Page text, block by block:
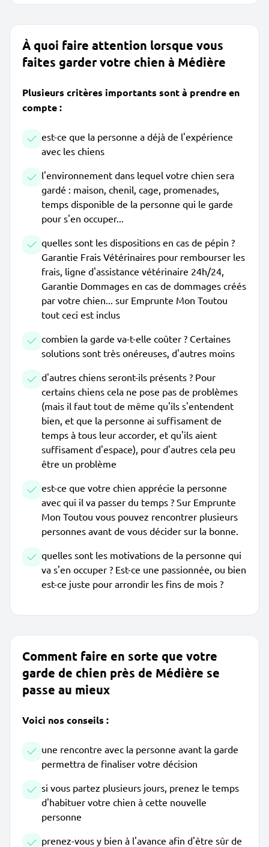
À quoi faire attention lorsque vous
faites garder votre chien à Médière
Plusieurs critères importants sont à prendre en
compte :
est-ce que la personne a déjà de l'expérience
avec les chiens
l'environnement dans lequel votre chien sera
gardé : maison, chenil, cage, promenades,
temps disponible de la personne qui le garde
pour s'en occuper...
quelles sont les dispositions en cas de pépin ?
Garantie Frais Vétérinaires pour rembourser les
frais, ligne d'assistance vétérinaire 24h/24,
Garantie Dommages en cas de dommages créés
par votre chien... sur Emprunte Mon Toutou
tout ceci est inclus
combien la garde va-t-elle coûter ? Certaines
solutions sont très onéreuses, d'autres moins
d'autres chiens seront-ils présents ? Pour
certains chiens cela ne pose pas de problèmes
(mais il faut tout de même qu'ils s'entendent
bien, et que la personne ai suffisament de
temps à tous leur accorder, et qu'ils aient
suffisament d'espace), pour d'autres cela peu
être un problème
est-ce que votre chien apprécie la personne
avec qui il va passer du temps ? Sur Emprunte
Mon Toutou vous pouvez rencontrer plusieurs
personnes avant de vous décider sur la bonne.
quelles sont les motivations de la personne qui
va s'en occuper ? Est-ce une passionnée, ou bien
est-ce juste pour arrondir les fins de mois ?
Comment faire en sorte que votre
garde de chien près de Médière se
passe au mieux
Voici nos conseils :
une rencontre avec la personne avant la garde
permettra de finaliser votre décision
si vous partez plusieurs jours, prenez le temps
d'habituer votre chien à cette nouvelle
personne
prenez-vous y bien à l'avance afin d'être sûr de